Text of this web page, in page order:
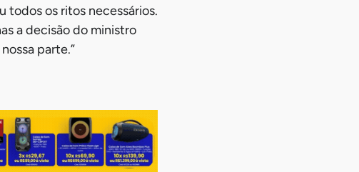
todos os ritos necessários.
a decisão do ministro
parte.”